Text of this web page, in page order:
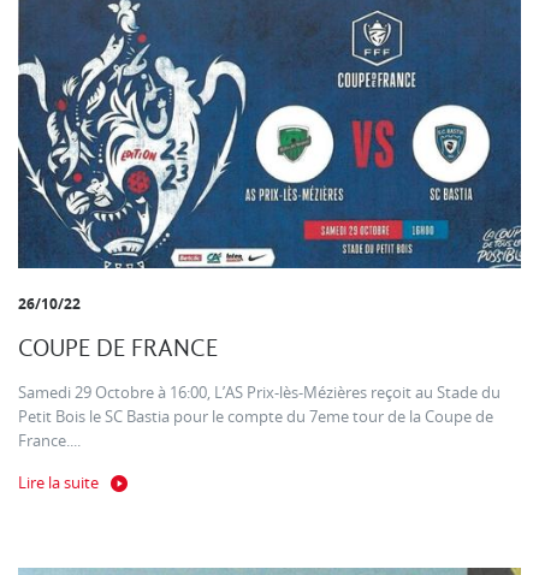
26/10/22
COUPE DE FRANCE
Samedi 29 Octobre à 16:00, L’AS Prix-lès-Mézières reçoit au Stade du
Petit Bois le SC Bastia pour le compte du 7eme tour de la Coupe de
France....
Lire la suite